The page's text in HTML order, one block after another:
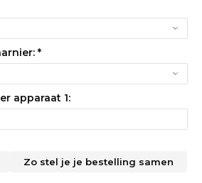
*
apparaat 1:
Zo stel je je bestelling samen